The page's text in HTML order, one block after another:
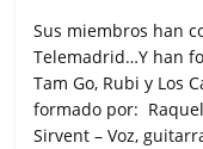
Sus miembros han
Telemadrid…Y han
Tam Go, Rubi y Los
formado por:
Sirvent – Voz,